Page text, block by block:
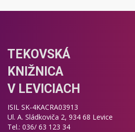
TEKOVSKÁ
KNIŽNICA
V LEVICIACH
ISIL SK-4KACRA03913
Ul. A. Sládkoviča 2, 934 68 Levice
Tel.: 036/ 63 123 34